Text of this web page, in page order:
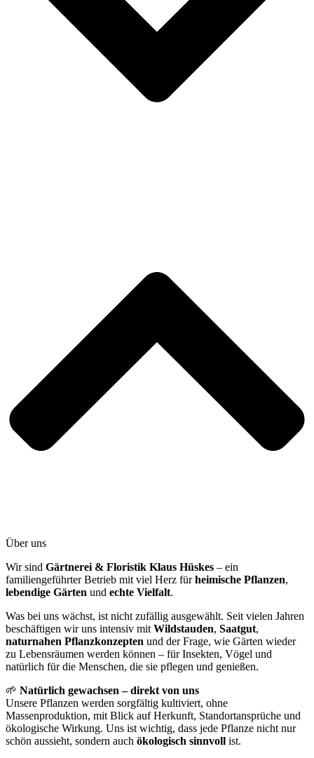
Über uns
Wir sind Gärtnerei & Floristik Klaus Hüskes – ein
familiengeführter Betrieb mit viel Herz fürheimische Pflanzen,
lebendige Gärten und echte Vielfalt.
Was bei uns wächst, ist nicht zufällig ausgewählt. Seit vielen Jahren
beschäftigen wir uns intensiv mit Wildstauden, Saatgut,
naturnahen Pflanzkonzepten und der Frage, wie Gärten wieder
zu Lebensräumen werden können – für Insekten, Vögel und
natürlich für die Menschen, die sie pflegen und genießen.
🌱 Natürlich gewachsen – direkt von uns
Unsere Pflanzen werden sorgfältig kultiviert, ohne
Massenproduktion, mit Blick auf Herkunft, Standortansprüche und
ökologische Wirkung. Uns ist wichtig, dass jede Pflanze nicht nur
schön aussieht, sondern auch ökologisch sinnvoll ist.